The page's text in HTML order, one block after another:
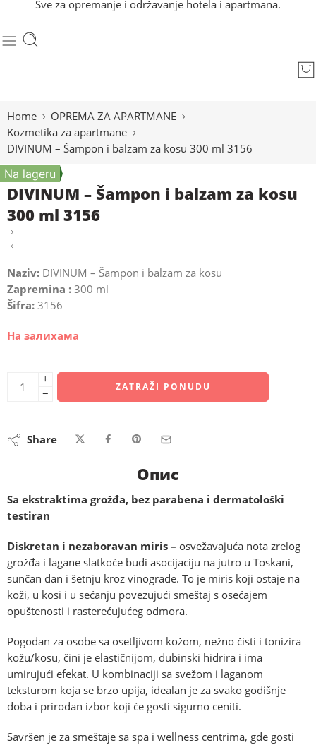
Sve za opremanje i održavanje hotela i apartmana.
Home
OPREMA ZA APARTMANE
Kozmetika za apartmane
DIVINUM – Šampon i balzam za kosu 300 ml 3156
Na lageru
DIVINUM – Šampon i balzam za kosu
300 ml 3156
Naziv: DIVINUM – Šampon i balzam za kosu
Zapremina : 300 ml
Šifra: 3156
На залихама
+
−
ZATRAŽI PONUDU
Share
Опис
Sa ekstraktima grožđa, bez parabena i dermatološki
testiran
Diskretan i nezaboravan miris – osvežavajuća nota zrelog
grožđa i lagane slatkoće budi asocijaciju na jutro u Toskani,
sunčan dan i šetnju kroz vinograde. To je miris koji ostaje na
koži, u kosi i u sećanju povezujući smeštaj s osećajem
opuštenosti i rasterećujućeg odmora.
Pogodan za osobe sa osetljivom kožom, nežno čisti i tonizira
kožu/kosu, čini je elastičnijom, dubinski hidrira i ima
umirujući efekat. U kombinaciji sa svežom i laganom
teksturom koja se brzo upija, idealan je za svako godišnje
doba i prirodan izbor koji će gosti sigurno ceniti.
Savršen je za smeštaje sa spa i wellness centrima, gde gosti